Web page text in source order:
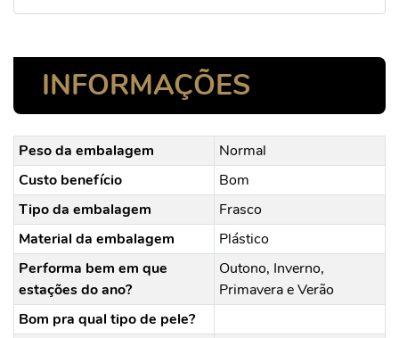
INFORMAÇÕES
Peso da embalagem
Normal
Custo benefício
Bom
Tipo da embalagem
Frasco
Material da embalagem
Plástico
Performa bem em que
estações do ano?
Outono, Inverno,
Primavera e Verão
Bom pra qual tipo de pele?